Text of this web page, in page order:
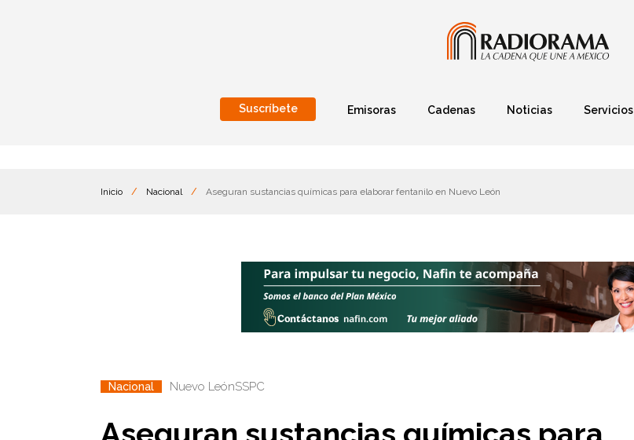
Suscríbete Emisoras Cadenas Noticias Servicios
Inicio / Nacional / Aseguran sustancias químicas para elaborar fentanilo en Nuevo León
Nacional Nuevo LeónSSPC